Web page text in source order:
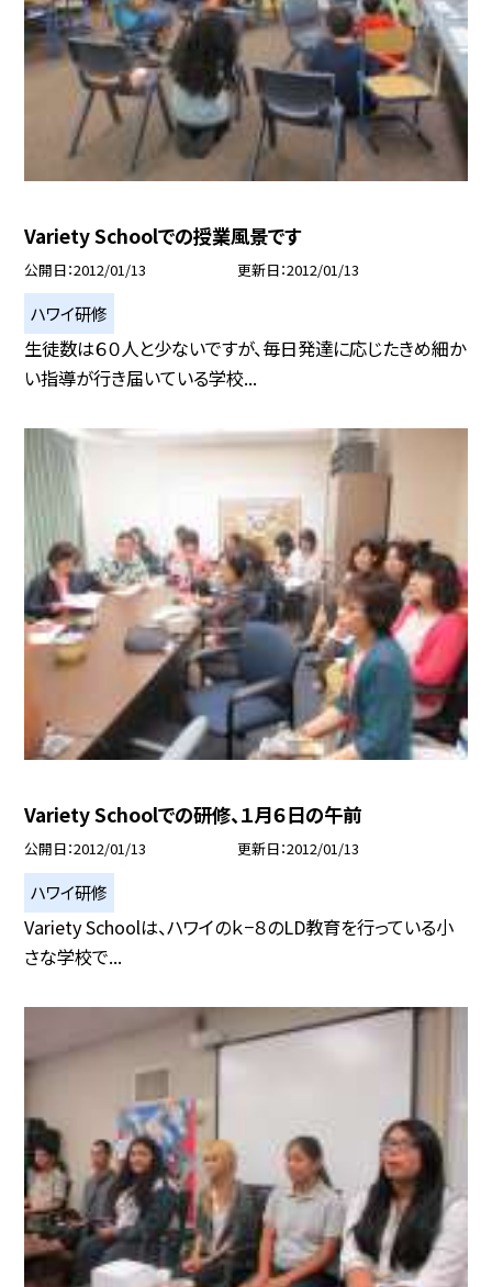
Variety Schoolでの授業風景です
公開日 2012/01/13 更新日 2012/01/13
ハワイ研修
生徒数は６０人と少ないですが、毎日発達に応じたきめ細か
い指導が行き届いている学校...
Variety Schoolでの研修、１月６日の午前
公開日 2012/01/13 更新日 2012/01/13
ハワイ研修
Variety Schoolは、ハワイのｋ−８のLD教育を行っている小
さな学校で...